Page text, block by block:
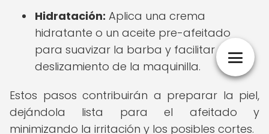
Hidratación: Aplica una crema
hidratante o un aceite pre-afeitado
para suavizar la barba y facilitar el
deslizamiento de la maquinilla.
Estos pasos contribuirán a preparar la piel,
dejándola lista para el afeitado y
minimizando la irritación y los posibles cortes.